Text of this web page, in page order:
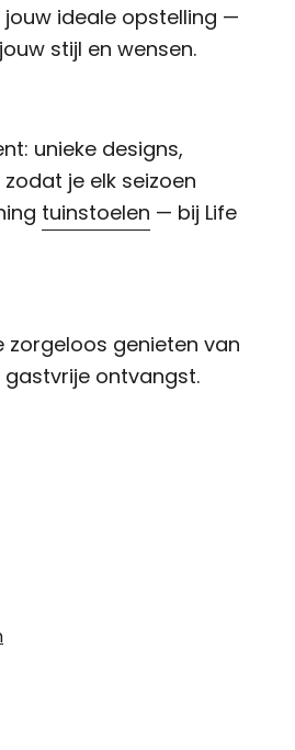
ideale opstelling —
stijl en wensen.
unieke designs,
je elk seizoen
tuinstoelen — bij Life
zorgeloos genieten van
gastvrije ontvangst.